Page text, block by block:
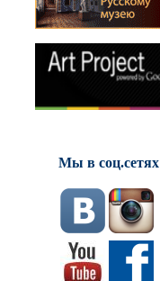
Мы в соц.сетях